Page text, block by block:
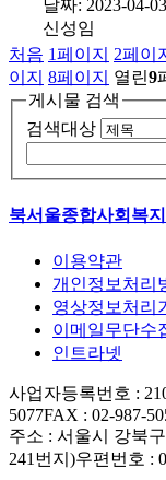
날짜: 2023-04-03
신성임
처음 1페이지 2페이
이지 8페이지 열린9
게시물 검색
검색대상
북서울종합사회복
이용약관
개인정보처리
영상정보처리
이메일무단수
인트라넷
사업자등록번호 :
5077FAX : 02-987-
주소 : 서울시 강북
241번지)우편번호 :